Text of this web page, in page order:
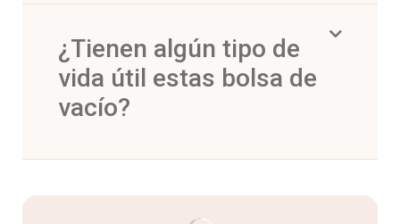
¿Tienen algún tipo de
vida útil estas bolsa de
vacío?